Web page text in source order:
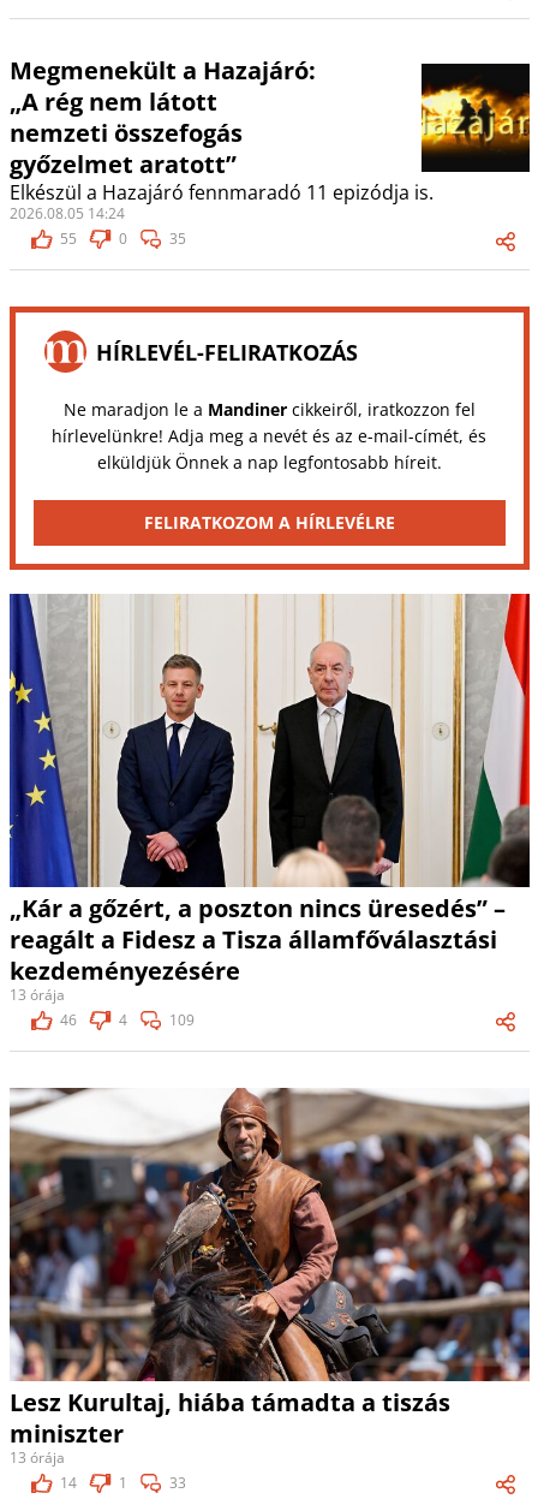
Megmenekült a Hazajáró:
„A rég nem látott
nemzeti összefogás
győzelmet aratott”
Elkészül a Hazajáró fennmaradó 11 epizódja is.
2026.08.05 14:24
55
0 35
HÍRLEVÉL-FELIRATKOZÁS
Ne maradjon le a Mandinercikkeiről, iratkozzon fel
hírlevelünkre! Adja meg a nevét és az e-mail-címét, és
elküldjük Önnek a nap legfontosabb híreit.
FELIRATKOZOM A HÍRLEVÉLRE
„Kár a gőzért, a poszton nincs üresedés” –
reagált a Fidesz a Tisza államfőválasztási
kezdeményezésére
13 órája
46
4 109
Lesz Kurultaj, hiába támadta a tiszás
miniszter
13 órája
14
1 33